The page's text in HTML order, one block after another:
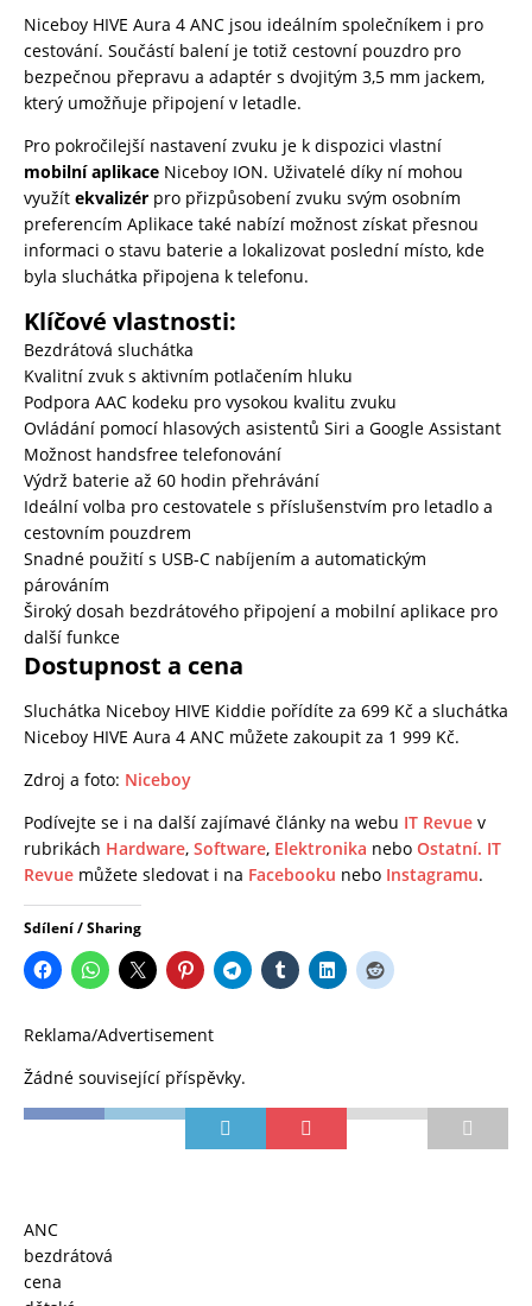
Niceboy HIVE Aura 4 ANC jsou ideálním společníkem i pro
cestování. Součástí balení je totiž cestovní pouzdro pro
bezpečnou přepravu a adaptér s dvojitým 3,5 mm jackem,
který umožňuje připojení v letadle.
Pro pokročilejší nastavení zvuku je k dispozici vlastní
mobilní aplikace Niceboy ION. Uživatelé díky ní mohou
využít ekvalizér pro přizpůsobení zvuku svým osobním
preferencím Aplikace také nabízí možnost získat přesnou
informaci o stavu baterie a lokalizovat poslední místo, kde
byla sluchátka připojena k telefonu.
Klíčové vlastnosti:
Bezdrátová sluchátka
Kvalitní zvuk s aktivním potlačením hluku
Podpora AAC kodeku pro vysokou kvalitu zvuku
Ovládání pomocí hlasových asistentů Siri a Google Assistant
Možnost handsfree telefonování
Výdrž baterie až 60 hodin přehrávání
Ideální volba pro cestovatele s příslušenstvím pro letadlo a
cestovním pouzdrem
Snadné použití s USB-C nabíjením a automatickým
párováním
Široký dosah bezdrátového připojení a mobilní aplikace pro
další funkce
Dostupnost a cena
Sluchátka Niceboy HIVE Kiddie pořídíte za 699 Kč a sluchátka
Niceboy HIVE Aura 4 ANC můžete zakoupit za 1 999 Kč.
Zdroj a foto: Niceboy
Podívejte se i na další zajímavé články na webu IT Revue v
rubrikách Hardware, Software, Elektronika nebo Ostatní. IT
Revue můžete sledovat i na Facebooku nebo Instagramu.
Sdílení / Sharing
Reklama/Advertisement
Žádné související příspěvky.
ANC
bezdrátová
cena